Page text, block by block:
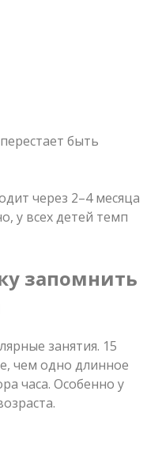
быть
через 2–4 месяца
у всех детей темп
запомнить
занятия. 15
чем одно длинное
часа. Особенно у